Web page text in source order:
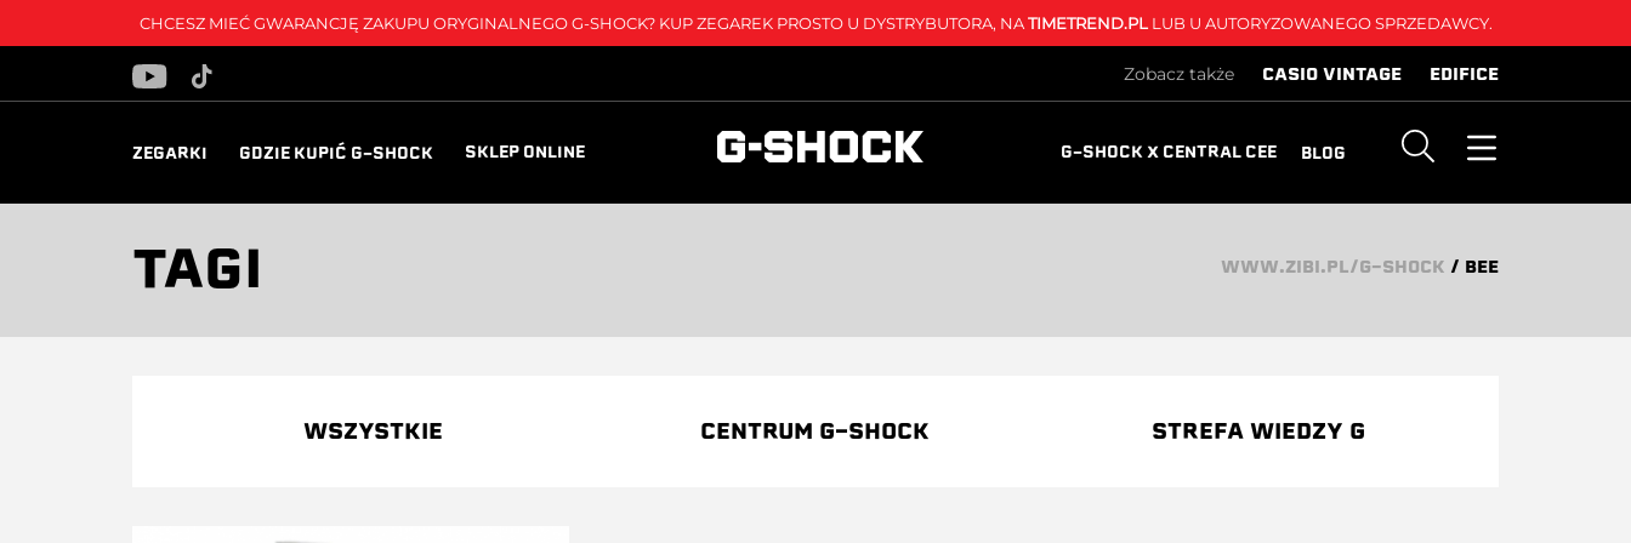
CHCESZ MIEĆ GWARANCJĘ ZAKUPU ORYGINALNEGO G-SHOCK? KUP ZEGAREK PROSTO U DYSTRYBUTORA, NATIMETREND.PLLUB U AUTORYZOWANEGO SPRZEDAWCY.
Zobacz także CASIO VINTAGE EDIFICE
ZEGARKI GDZIE KUPIĆ G-SHOCK SKLEP ONLINE G-SHOCK X CENTRAL CEE BLOG
TAGI WWW.ZIBI.PL/G-SHOCK / BEE
WSZYSTKIE CENTRUM G-SHOCK STREFA WIEDZY G